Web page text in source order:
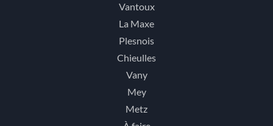
Vantoux
La Maxe
Plesnois
Chieulles
Vany
Mey
Metz